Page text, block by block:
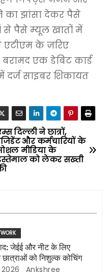
का झांसा देकर पैसे
से पैसे म्यूल खातों में
एटीएम के जरिए
एक डेबिट कार्ड
साइबर शिकायत
दिल्ली ने छात्रों,
और कर्मचारियों के
मीडिया के
को लेकर सख्ती
जेईई और नीट के लिए
छात्राओं को निशुल्क कोचिंग
Ankshree